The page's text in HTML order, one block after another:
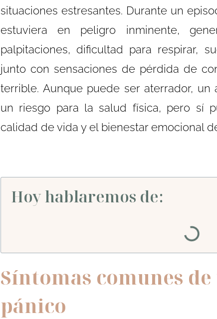
situaciones estresantes. Durante un
estuviera en peligro inminente,
palpitaciones, dificultad para respirar,
junto con sensaciones de pérdida de
terrible. Aunque puede ser aterrador,
un riesgo para la salud física, pero sí
calidad de vida y el bienestar emocional
Hoy hablaremos de:
Síntomas comunes
pánico